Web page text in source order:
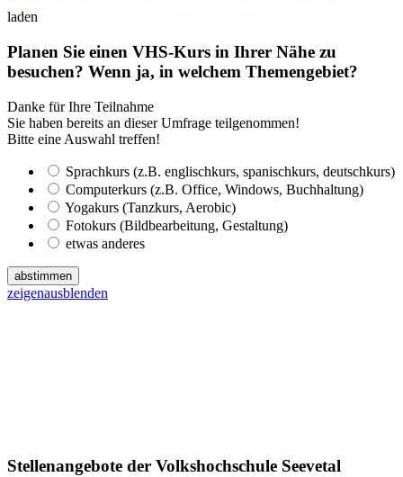
laden
Planen Sie einen VHS-Kurs in Ihrer Nähe zu
besuchen? Wenn ja, in welchem Themengebiet?
Danke für Ihre Teilnahme
Sie haben bereits an dieser Umfrage teilgenommen!
Bitte eine Auswahl treffen!
Sprachkurs (z.B. englischkurs, spanischkurs, deutschkurs)
Computerkurs (z.B. Office, Windows, Buchhaltung)
Yogakurs (Tanzkurs, Aerobic)
Fotokurs (Bildbearbeitung, Gestaltung)
etwas anderes
abstimmen
zeigenausblenden
Stellenangebote der Volkshochschule Seevetal